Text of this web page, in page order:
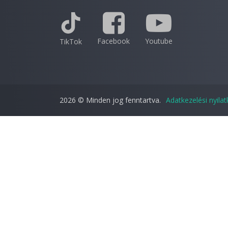
TikTok Facebook Youtube
2026 © Minden jog fenntartva. Adatkezelési